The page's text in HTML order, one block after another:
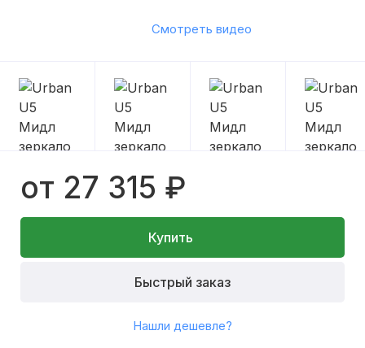
Смотреть видео
от 27 315 ₽
Купить
Быстрый заказ
Нашли дешевле?